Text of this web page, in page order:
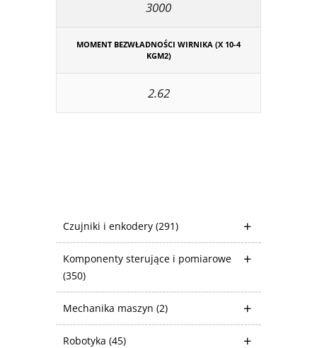
Czujniki i enkodery (291)
Komponenty sterujące i pomiarowe
(350)
Mechanika maszyn (2)
Robotyka (45)
3000
MOMENT BEZWŁADNOŚCI WIRNIKA (X 10-4
KGM2)
2.62